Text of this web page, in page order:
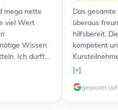
mega nette
Wissen
Ich durfte
einen Kurs
und
Das
überaus
hilfsbereit.
kompetent
Verfügung
[+]
gepostet